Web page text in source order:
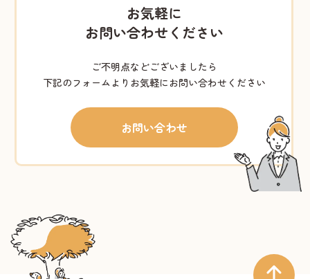
お気軽に
お問い合わせください
ご不明点などございましたら
下記のフォームよりお気軽にお問い合わせください
お問い合わせ